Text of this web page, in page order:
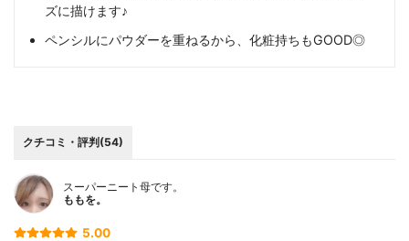
ズに描けます♪
ペンシルにパウダーを重ねるから、化粧持ちもGOOD◎
クチコミ・評判(54)
スーパーニート母です。
ももを。
5.00